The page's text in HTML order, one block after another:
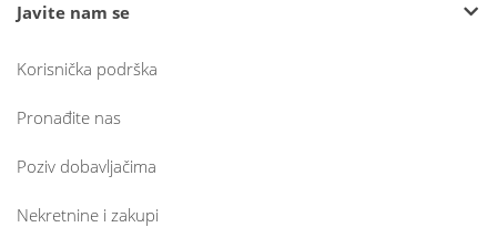
Javite nam se
Korisnička podrška
Pronađite nas
Poziv dobavljačima
Nekretnine i zakupi